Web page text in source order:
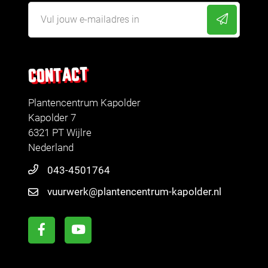
CONTACT
Plantencentrum Kapolder
Kapolder 7
6321 PT Wijlre
Nederland
043-4501764
vuurwerk@plantencentrum-kapolder.nl